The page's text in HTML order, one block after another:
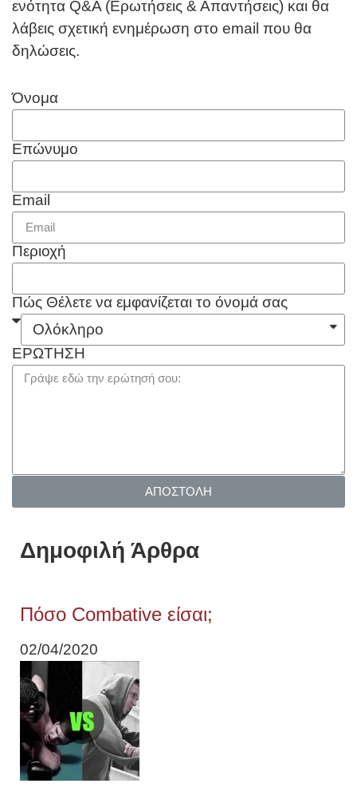
ενότητα Q&A (Ερωτήσεις & Απαντήσεις) και θα
λάβεις σχετική ενημέρωση στο email που θα
δηλώσεις.
Όνομα
Επώνυμο
Email
Περιοχή
Πώς Θέλετε να εμφανίζεται το όνομά σας
ΕΡΩΤΗΣΗ
ΑΠΟΣΤΟΛΗ
Δημοφιλή Άρθρα
Πόσο Combative είσαι;
02/04/2020